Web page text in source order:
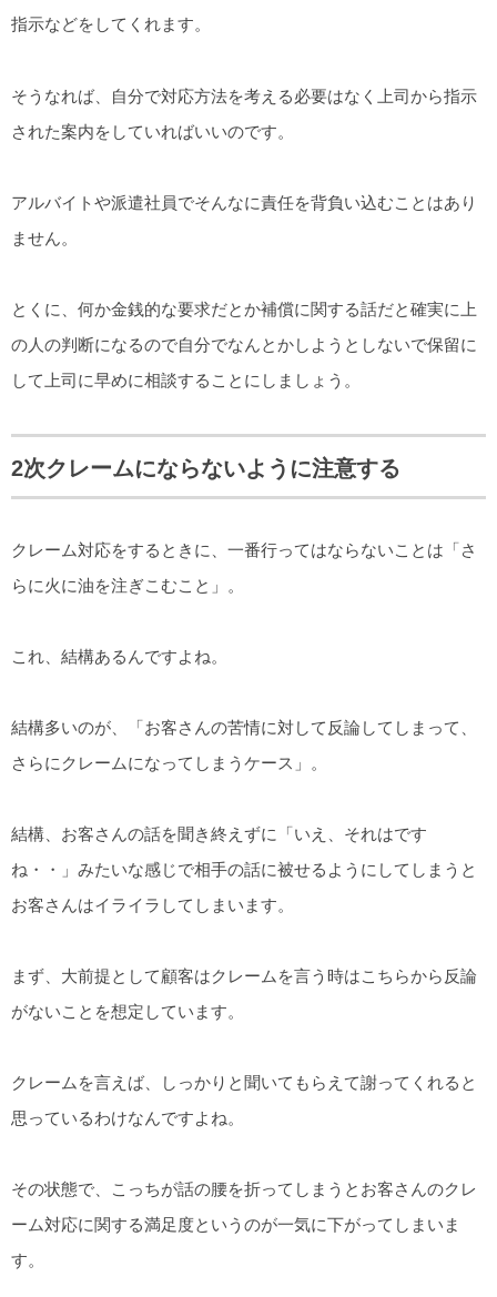
指示などをしてくれます。
そうなれば、自分で対応方法を考える必要はなく上司から指示
された案内をしていればいいのです。
アルバイトや派遣社員でそんなに責任を背負い込むことはあり
ません。
とくに、何か金銭的な要求だとか補償に関する話だと確実に上
の人の判断になるので自分でなんとかしようとしないで保留に
して上司に早めに相談することにしましょう。
2次クレームにならないように注意する
クレーム対応をするときに、一番行ってはならないことは「さ
らに火に油を注ぎこむこと」。
これ、結構あるんですよね。
結構多いのが、「お客さんの苦情に対して反論してしまって、
さらにクレームになってしまうケース」。
結構、お客さんの話を聞き終えずに「いえ、それはです
ね・・」みたいな感じで相手の話に被せるようにしてしまうと
お客さんはイライラしてしまいます。
まず、大前提として顧客はクレームを言う時はこちらから反論
がないことを想定しています。
クレームを言えば、しっかりと聞いてもらえて謝ってくれると
思っているわけなんですよね。
その状態で、こっちが話の腰を折ってしまうとお客さんのクレ
ーム対応に関する満足度というのが一気に下がってしまいま
す。